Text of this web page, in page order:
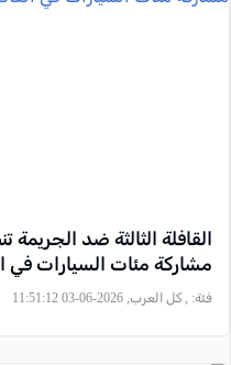
القافلة الثالثة ضد
مشاركة مئات السيارات في
فئة: , كل العرب, 2026-06-03 11:51:12